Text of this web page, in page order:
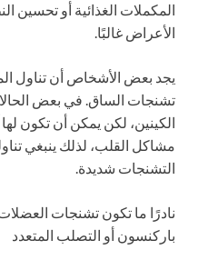
المكملات الغذائية أو تحسين
الأعراض غالبًا.
يجد بعض الأشخاص أن تناول
تشنجات الساق. في بعض
الكينين، لكن يمكن أن تكون
مشاكل القلب، لذلك ينبغي
التشنجات شديدة.
نادرًا ما تكون تشنجات
باركنسون أو التصلب المتعدد